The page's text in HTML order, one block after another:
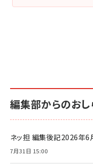
編集部からのおし
ネッ担 編集後記2026年6
7月31日 15:00